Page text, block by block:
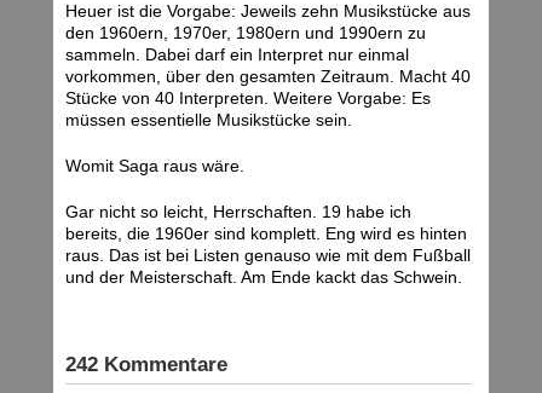
Heuer ist die Vorgabe: Jeweils zehn Musikstücke aus
den 1960ern, 1970er, 1980ern und 1990ern zu
sammeln. Dabei darf ein Interpret nur einmal
vorkommen, über den gesamten Zeitraum. Macht 40
Stücke von 40 Interpreten. Weitere Vorgabe: Es
müssen essentielle Musikstücke sein.
Womit Saga raus wäre.
Gar nicht so leicht, Herrschaften. 19 habe ich
bereits, die 1960er sind komplett. Eng wird es hinten
raus. Das ist bei Listen genauso wie mit dem Fußball
und der Meisterschaft. Am Ende kackt das Schwein.
242 Kommentare